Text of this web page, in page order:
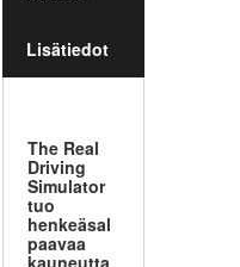
Lisätiedot
The Real
Driving
Simulator
tuo
henkeäsal
paavaa
kauneutta